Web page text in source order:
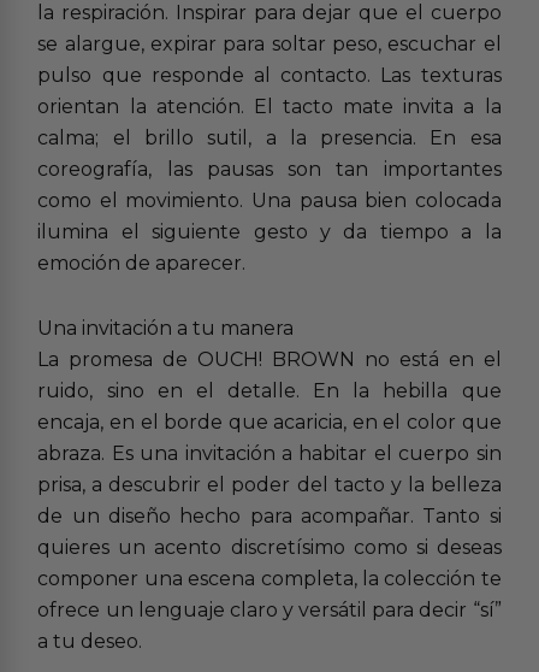
la respiración. Inspirar para dejar que el cuerpo
se alargue, expirar para soltar peso, escuchar el
pulso que responde al contacto. Las texturas
orientan la atención. El tacto mate invita a la
calma; el brillo sutil, a la presencia. En esa
coreografía, las pausas son tan importantes
como el movimiento. Una pausa bien colocada
ilumina el siguiente gesto y da tiempo a la
emoción de aparecer.
Una invitación a tu manera
La promesa de OUCH! BROWN no está en el
ruido, sino en el detalle. En la hebilla que
encaja, en el borde que acaricia, en el color que
abraza. Es una invitación a habitar el cuerpo sin
prisa, a descubrir el poder del tacto y la belleza
de un diseño hecho para acompañar. Tanto si
quieres un acento discretísimo como si deseas
componer una escena completa, la colección te
ofrece un lenguaje claro y versátil para decir “sí”
a tu deseo.